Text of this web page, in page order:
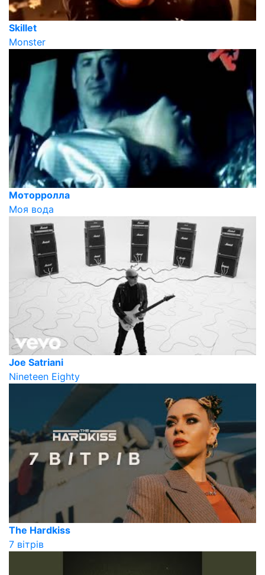
Skillet
Monster
Моторролла
Моя вода
Joe Satriani
Nineteen Eighty
The Hardkiss
7 вітрів